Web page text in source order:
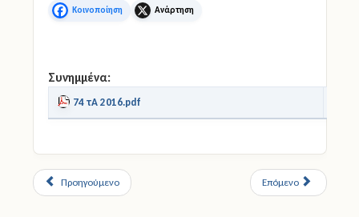
Facebook X
Συνημμένα:
74 τΑ 2016.pdf
Προηγούμενο Επόμενο